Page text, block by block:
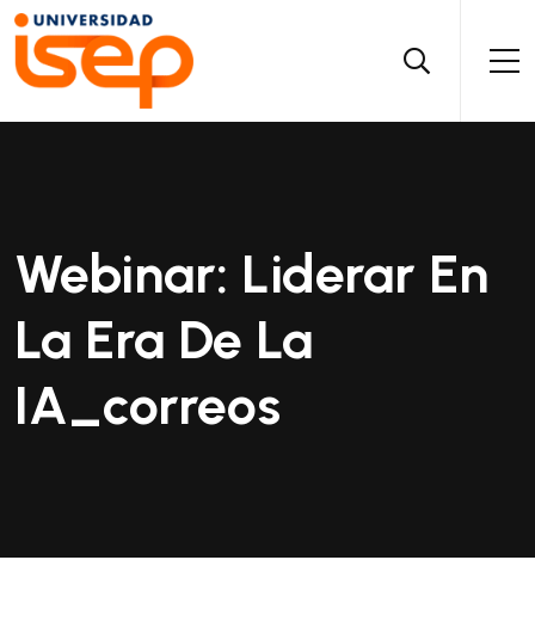
Webinar: Liderar En
La Era De La
IA_correos